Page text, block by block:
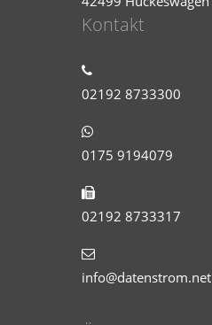
Kontakt
02192 8733300
0175 9194079
02192 8733317
info@datenstrom.net